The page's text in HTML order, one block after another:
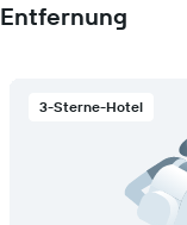
Entfernung
3-Sterne-Hotel